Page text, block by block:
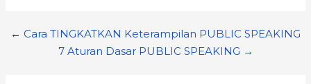
← Cara TINGKATKAN Keterampilan PUBLIC SPEAKING
7 Aturan Dasar PUBLIC SPEAKING →